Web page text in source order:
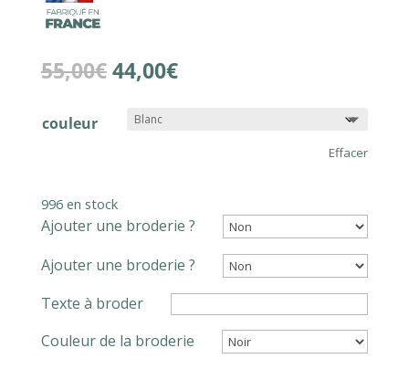
55,00€Le
prix
initial
était :
44,00€Le
couleur
Effacer
996 en stock
Ajouter une broderie ?
Ajouter une broderie ?
Texte à broder
Couleur de la broderie